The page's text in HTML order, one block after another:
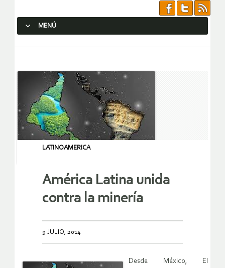
MENÚ
LATINOAMERICA
América Latina unida
contra la minería
9 JULIO, 2014
Desde México, El